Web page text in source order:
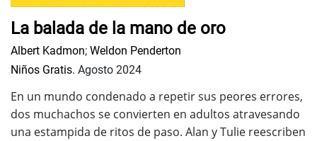
La balada de la mano de oro
Albert Kadmon; Weldon Penderton
Niños Gratis. Agosto 2024
En un mundo condenado a repetir sus peores errores,
dos muchachos se convierten en adultos atravesando
una estampida de ritos de paso. Alan y Tulie reescriben